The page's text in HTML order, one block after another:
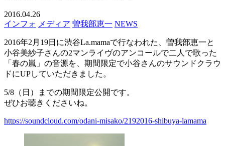
2016.04.26
インフォ メディア 曽我部恵一 NEWS
2016年2月19日に渋谷La.mamaで行なわれた、曽我部恵一と
小谷美紗子さんの2マンライヴのアンコールで二人で歌った
「春の嵐」の音源を、期間限定で小谷さんのサウンドクラウ
ドにUPしていただきました。
5/8（日）までの期間限定公開です。
ぜひお聴きくださいね。
https://soundcloud.com/odani-misako/2192016-shibuya-lamama